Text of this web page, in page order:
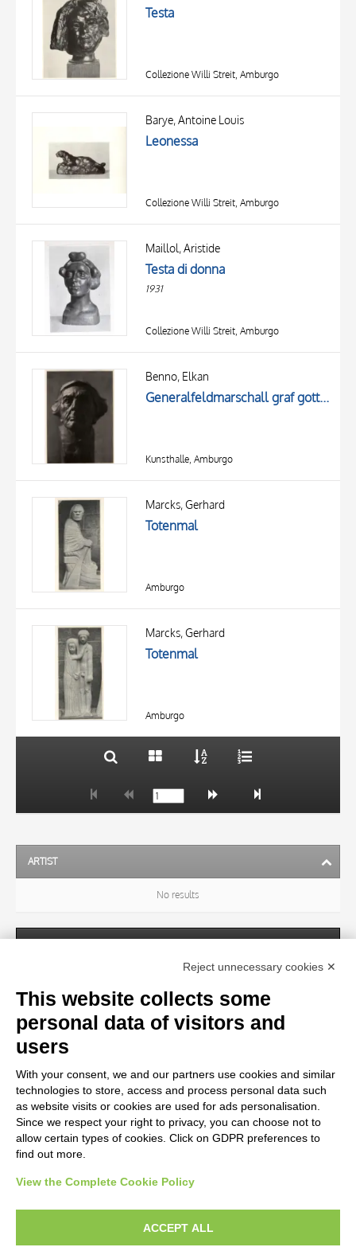
Testa
Collezione Willi Streit, Amburgo
Barye, Antoine Louis
Leonessa
Collezione Willi Streit, Amburgo
Maillol, Aristide
Testa di donna
1931
Collezione Willi Streit, Amburgo
Benno, Elkan
Generalfeldmarschall graf gottlieb von haeseler
Kunsthalle, Amburgo
Marcks, Gerhard
Totenmal
Amburgo
Marcks, Gerhard
Totenmal
Amburgo
TITLE
ARTIST
No results
OBJECT
No results
LOCATION
CENTURY
diritto d’autore, legge 22 aprile 1941 n. 633. I diritti degli autori, degli artisti e
Reject unnecessary cookies ✕
This website collects some
personal data of visitors and
users
With your consent, we and our partners use cookies and similar
technologies to store, access and process personal data such
as website visits or cookies are used for ads personalisation.
Since we respect your right to privacy, you can choose not to
allow certain types of cookies. Click on GDPR preferences to
find out more.
View the Complete Cookie Policy
ACCEPT ALL